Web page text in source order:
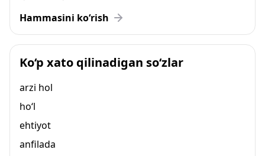
Hammasini ko‘rish
Ko‘p xato qilinadigan so‘zlar
arzi hol
ho‘l
ehtiyot
anfilada